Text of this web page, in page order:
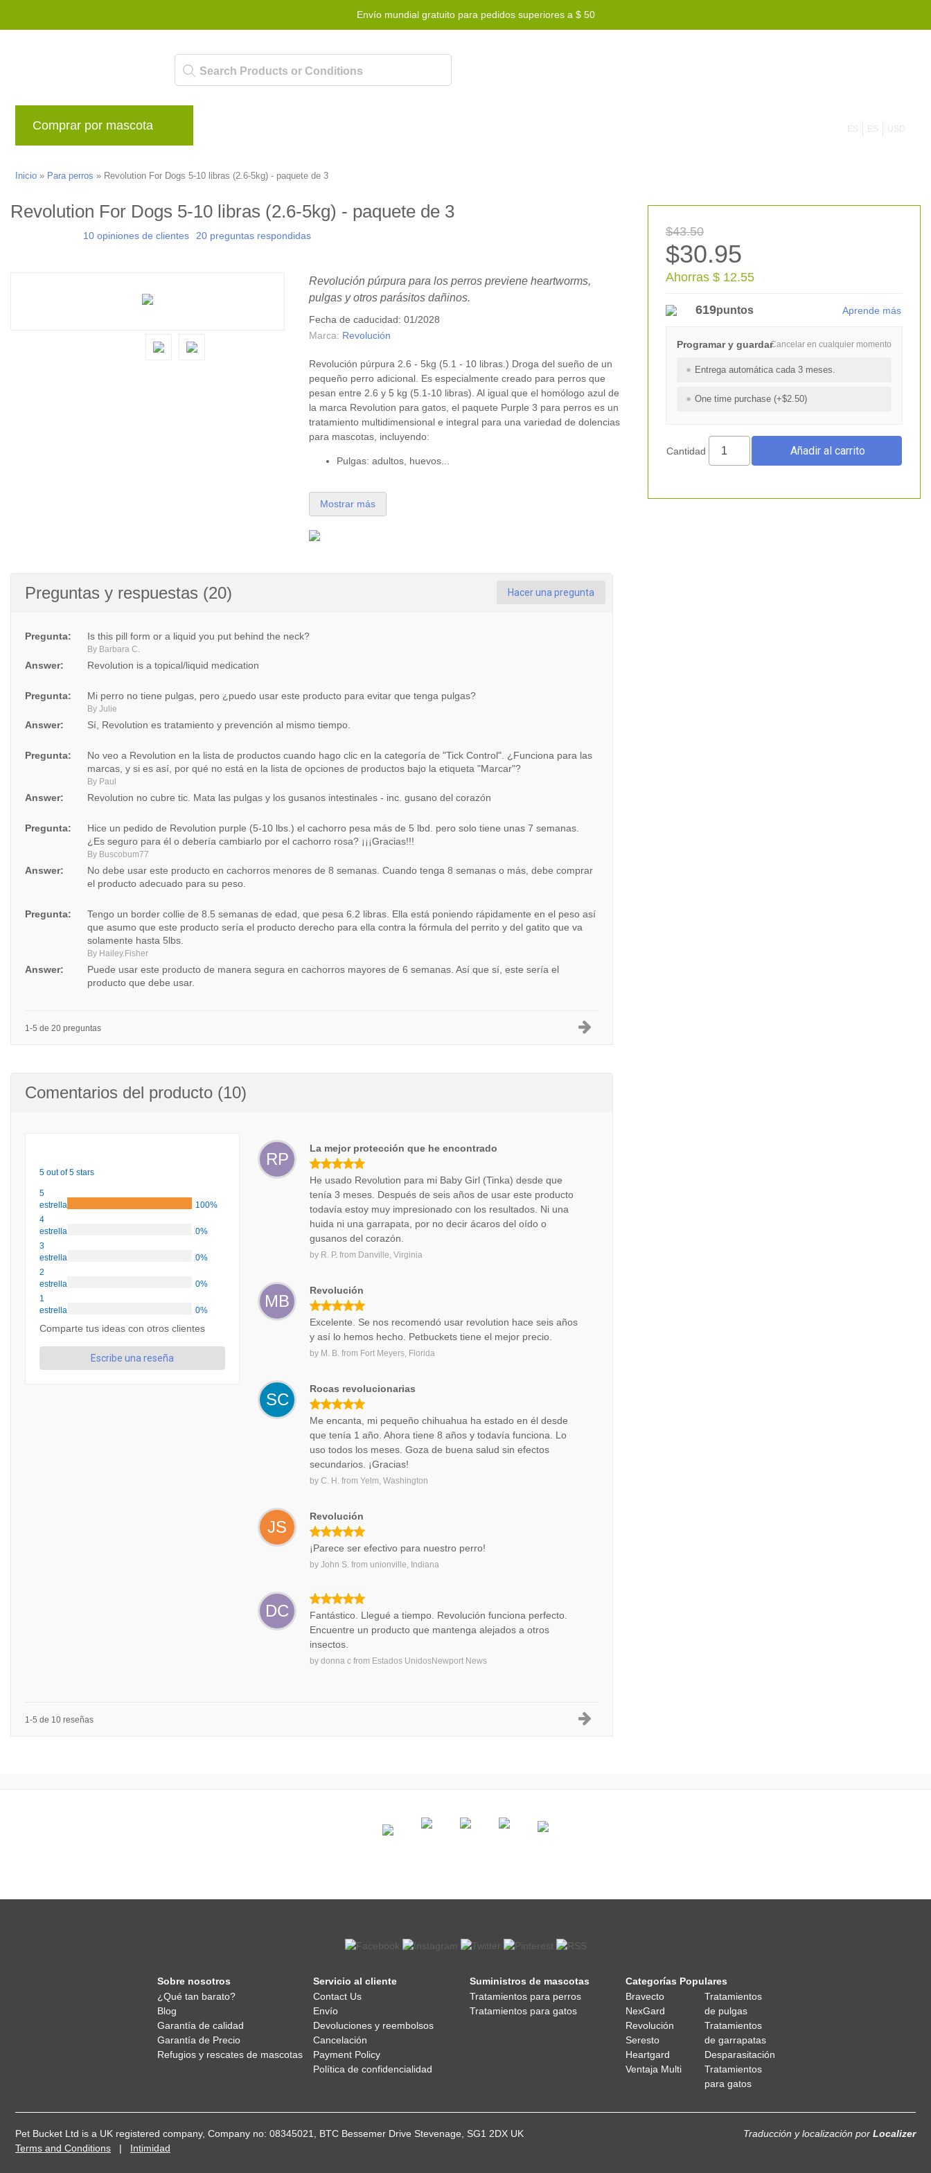
Envío mundial gratuito para pedidos superiores a $ 50
Comprar por mascota ES ES USD
Inicio » Para perros » Revolution For Dogs 5-10 libras (2.6-5kg) - paquete de 3
Revolution For Dogs 5-10 libras (2.6-5kg) - paquete de 3
10 opiniones de clientes 20 preguntas respondidas
Revolución púrpura para los perros previene heartworms,
pulgas y otros parásitos dañinos.
Fecha de caducidad: 01/2028
Marca: Revolución
Revolución púrpura 2.6 - 5kg (5.1 - 10 libras.) Droga del sueño de un
pequeño perro adicional. Es especialmente creado para perros que
pesan entre 2.6 y 5 kg (5.1-10 libras). Al igual que el homólogo azul de
la marca Revolution para gatos, el paquete Purple 3 para perros es un
tratamiento multidimensional e integral para una variedad de dolencias
para mascotas, incluyendo:
Pulgas: adultos, huevos...
Mostrar más
Preguntas y respuestas (20) Hacer una pregunta
Pregunta: Is this pill form or a liquid you put behind the neck?
By Barbara C.
Answer: Revolution is a topical/liquid medication
Pregunta: Mi perro no tiene pulgas, pero ¿puedo usar este producto para evitar que tenga pulgas?
By Julie
Answer: Sí, Revolution es tratamiento y prevención al mismo tiempo.
Pregunta:
No veo a Revolution en la lista de productos cuando hago clic en la categoría de "Tick Control". ¿Funciona para las
marcas, y si es así, por qué no está en la lista de opciones de productos bajo la etiqueta "Marcar"?
By Paul
Answer: Revolution no cubre tic. Mata las pulgas y los gusanos intestinales - inc. gusano del corazón
Pregunta:
Hice un pedido de Revolution purple (5-10 lbs.) el cachorro pesa más de 5 lbd. pero solo tiene unas 7 semanas.
¿Es seguro para él o debería cambiarlo por el cachorro rosa? ¡¡¡Gracias!!!
By Buscobum77
Answer:
No debe usar este producto en cachorros menores de 8 semanas. Cuando tenga 8 semanas o más, debe comprar
el producto adecuado para su peso.
Pregunta:
Tengo un border collie de 8.5 semanas de edad, que pesa 6.2 libras. Ella está poniendo rápidamente en el peso así
que asumo que este producto sería el producto derecho para ella contra la fórmula del perrito y del gatito que va
solamente hasta 5lbs.
By Hailey.Fisher
Answer:
Puede usar este producto de manera segura en cachorros mayores de 6 semanas. Así que sí, este sería el
producto que debe usar.
1-5 de 20 preguntas
Comentarios del producto (10)
5 out of 5 stars
5
estrellas
100%
4
estrellas
0%
3
estrellas
0%
2
estrellas
0%
1
estrellas
0%
Comparte tus ideas con otros clientes
Escribe una reseña
RP
La mejor protección que he encontrado
He usado Revolution para mi Baby Girl (Tinka) desde que
tenía 3 meses. Después de seis años de usar este producto
todavía estoy muy impresionado con los resultados. Ni una
huida ni una garrapata, por no decir ácaros del oído o
gusanos del corazón.
by R. P. from Danville, Virginia
MB
Revolución
Excelente. Se nos recomendó usar revolution hace seis años
y así lo hemos hecho. Petbuckets tiene el mejor precio.
by M. B. from Fort Meyers, Florida
SC
Rocas revolucionarias
Me encanta, mi pequeño chihuahua ha estado en él desde
que tenía 1 año. Ahora tiene 8 años y todavía funciona. Lo
uso todos los meses. Goza de buena salud sin efectos
secundarios. ¡Gracias!
byC. H. fromYelm, Washington
JS
Revolución
¡Parece ser efectivo para nuestro perro!
byJohn S. from unionville, Indiana
DC
Fantástico. Llegué a tiempo. Revolución funciona perfecto.
Encuentre un producto que mantenga alejados a otros
insectos.
bydonna c from Estados UnidosNewport News
1-5 de 10 reseñas
$43.50
$30.95
Ahorras $ 12.55
619puntos Aprende más
Cancelar en cualquier momento
Programar y guardar
Entrega automática cada 3 meses.
One time purchase (+$2.50)
Cantidad
Sobre nosotros
¿Qué tan barato?
Blog
Garantía de calidad
Garantía de Precio
Refugios y rescates de mascotas
Servicio al cliente
Contact Us
Envío
Devoluciones y reembolsos
Cancelación
Payment Policy
Política de confidencialidad
Suministros de mascotas
Tratamientos para perros
Tratamientos para gatos
Categorías Populares
Bravecto
NexGard
Revolución
Seresto
Heartgard
Ventaja Multi
Tratamientos
de pulgas
Tratamientos
de garrapatas
Desparasitación
Tratamientos
para gatos
Pet Bucket Ltd is a UK registered company, Company no: 08345021, BTC Bessemer Drive Stevenage, SG1 2DX UK
Terms and Conditions | Intimidad
Traducción y localización por Localizer